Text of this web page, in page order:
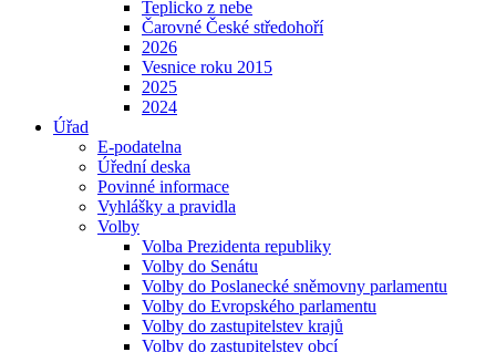
Teplicko z nebe
Čarovné České středohoří
2026
Vesnice roku 2015
2025
2024
Úřad
E-podatelna
Úřední deska
Povinné informace
Vyhlášky a pravidla
Volby
Volba Prezidenta republiky
Volby do Senátu
Volby do Poslanecké sněmovny parlamentu
Volby do Evropského parlamentu
Volby do zastupitelstev krajů
Volby do zastupitelstev obcí